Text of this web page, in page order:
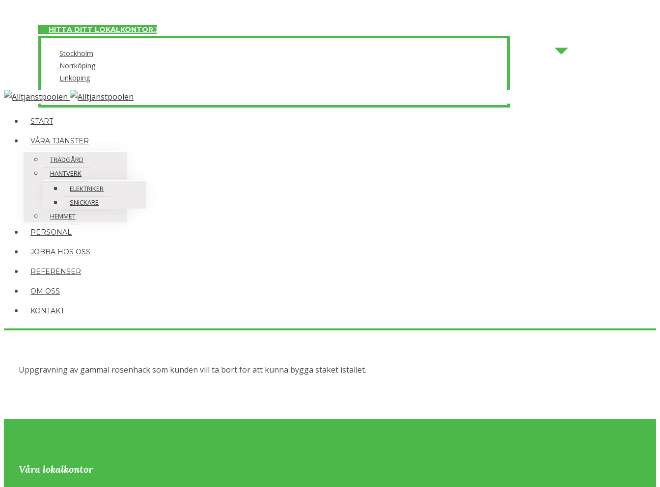
HITTA DITT LOKALKONTOR
Stockholm
Norrköping
Linköping
START
VÅRA TJÄNSTER
TRÄDGÅRD
HANTVERK
ELEKTRIKER
SNICKARE
HEMMET
PERSONAL
JOBBA HOS OSS
REFERENSER
OM OSS
KONTAKT
Uppgrävning av gammal rosenhäck som kunden vill ta bort för att kunna bygga staket istället.
Våra lokalkontor